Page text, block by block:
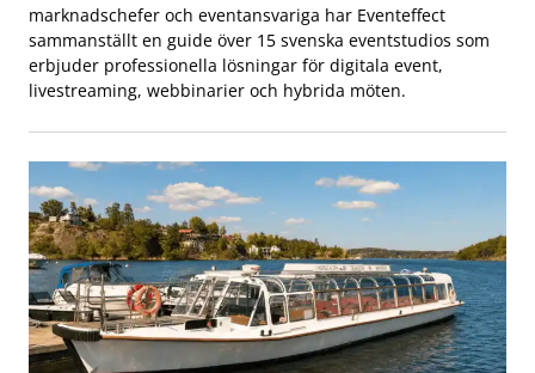
marknadschefer och eventansvariga har Eventeffect
sammanställt en guide över 15 svenska eventstudios som
erbjuder professionella lösningar för digitala event,
livestreaming, webbinarier och hybrida möten.